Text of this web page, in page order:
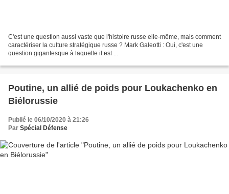
C'est une question aussi vaste que l'histoire russe elle-même, mais comment
caractériser la culture stratégique russe ? Mark Galeotti : Oui, c'est une
question gigantesque à laquelle il est ...
Poutine, un allié de poids pour Loukachenko en
Biélorussie
Publié le 06/10/2020 à 21:26
Par Spécial Défense